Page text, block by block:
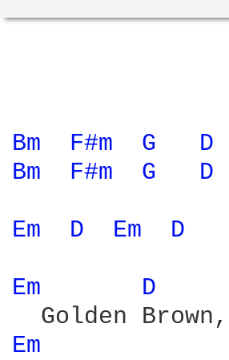
Bm F#m G D
Bm
F#m G D
Em D Em D
Em D
Em